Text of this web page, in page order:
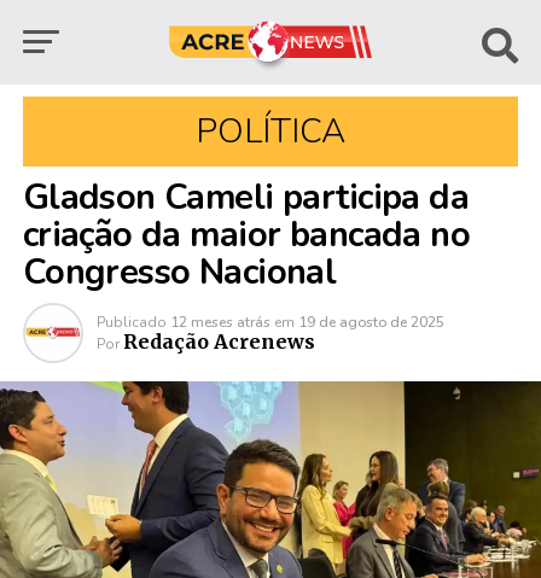
POLÍTICA
Gladson Cameli participa da
criação da maior bancada no
Congresso Nacional
Publicado 12 meses atrás em 19 de agosto de 2025
Por Redação Acrenews